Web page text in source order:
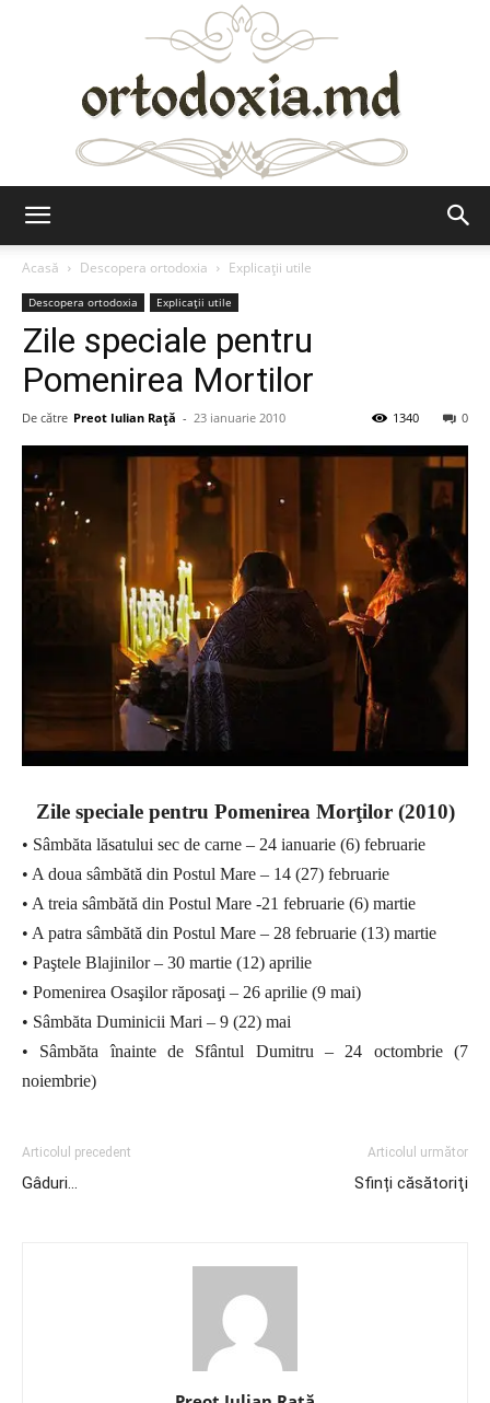
Acasă
Descopera ortodoxia Explicații utile
Descopera ortodoxia Explicații utile
Zile speciale pentru
Pomenirea Mortilor
De către Preot Iulian Raţă - 23 ianuarie 2010 0
1340
Zile speciale pentru Pomenirea Morţilor (2010)
• Sâmbăta lăsatului sec de carne – 24 ianuarie (6) februarie
• A doua sâmbătă din Postul Mare – 14 (27) februarie
• A treia sâmbătă din Postul Mare -21 februarie (6) martie
• A patra sâmbătă din Postul Mare – 28 februarie (13) martie
• Paştele Blajinilor – 30 martie (12) aprilie
• Pomenirea Osaşilor răposaţi – 26 aprilie (9 mai)
• Sâmbăta Duminicii Mari – 9 (22) mai
• Sâmbăta înainte de Sfântul Dumitru – 24 octombrie (7
noiembrie)
Articolul precedent
Gâduri…
Articolul următor
Sfinți căsătoriţi